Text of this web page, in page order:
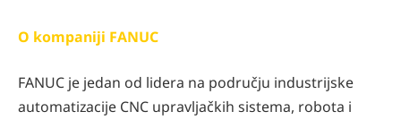
O kompaniji FANUC
FANUC je jedan od lidera na području industrijske
automatizacije CNC upravljačkih sistema, robota i